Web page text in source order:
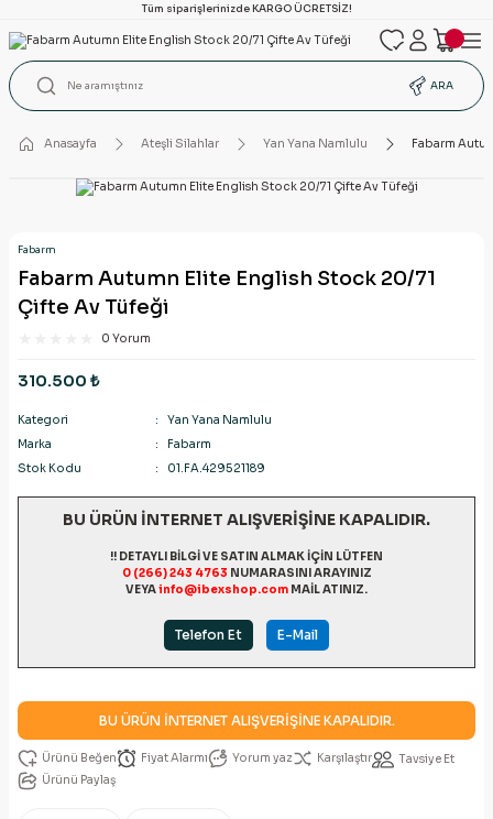
Tüm siparişlerinizde KARGO ÜCRETSİZ!
ARA
Anasayfa Ateşli Silahlar Yan Yana Namlulu Fabarm
Fabarm
Fabarm Autumn Elite English Stock 20/71
Çifte Av Tüfeği
0 Yorum
310.500 ₺
Kategori
Yan Yana Namlulu
Marka
Fabarm
Stok Kodu
01.FA.429521189
BU ÜRÜN İNTERNET ALIŞVERİŞİNE KAPALIDIR.
!! DETAYLI BİLGİ VE SATIN ALMAK İÇİN LÜTFEN
0 (266) 243 4763 NUMARASINI ARAYINIZ
VEYAinfo@ibexshop.com MAİL ATINIZ.
Telefon Et E-Mail
BU ÜRÜN İNTERNET ALIŞVERİŞİNE KAPALIDIR.
Fiyat Alarmı Yorum yaz Karşılaştır
Tavsiye Et
Ürünü Paylaş